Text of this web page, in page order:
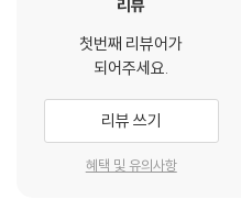
리뷰
첫번째 리뷰어가
되어주세요.
리뷰 쓰기
혜택 및 유의사항